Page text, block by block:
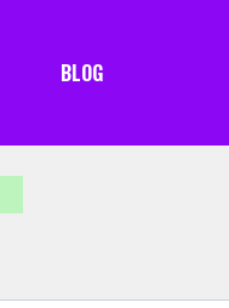
BLOG